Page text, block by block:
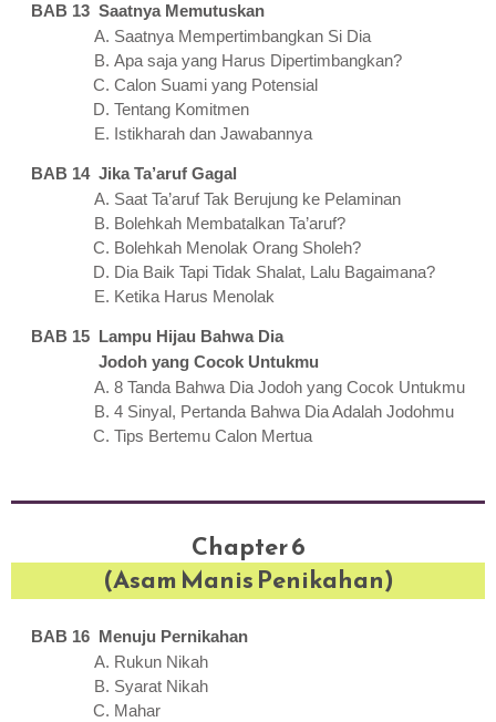
BAB 13 Saatnya Memutuskan
Saatnya Mempertimbangkan Si Dia
Apa saja yang Harus Dipertimbangkan?
Calon Suami yang Potensial
Tentang Komitmen
Istikharah dan Jawabannya
BAB 14 Jika Ta’aruf Gagal
Saat Ta’aruf Tak Berujung ke Pelaminan
Bolehkah Membatalkan Ta’aruf?
Bolehkah Menolak Orang Sholeh?
Dia Baik Tapi Tidak Shalat, Lalu Bagaimana?
Ketika Harus Menolak
BAB 15 Lampu Hijau Bahwa Dia
Jodoh yang Cocok Untukmu
8 Tanda Bahwa Dia Jodoh yang Cocok Untukmu
4 Sinyal, Pertanda Bahwa Dia Adalah Jodohmu
Tips Bertemu Calon Mertua
Chapter 6
(Asam Manis Penikahan)
BAB 16 Menuju Pernikahan
Rukun Nikah
Syarat Nikah
Mahar